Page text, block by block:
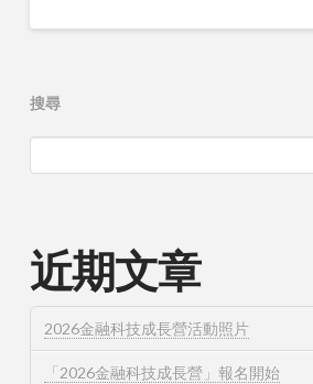
搜尋
近期文章
2026金融科技成長營活動照片
「2026金融科技成長營」報名開始